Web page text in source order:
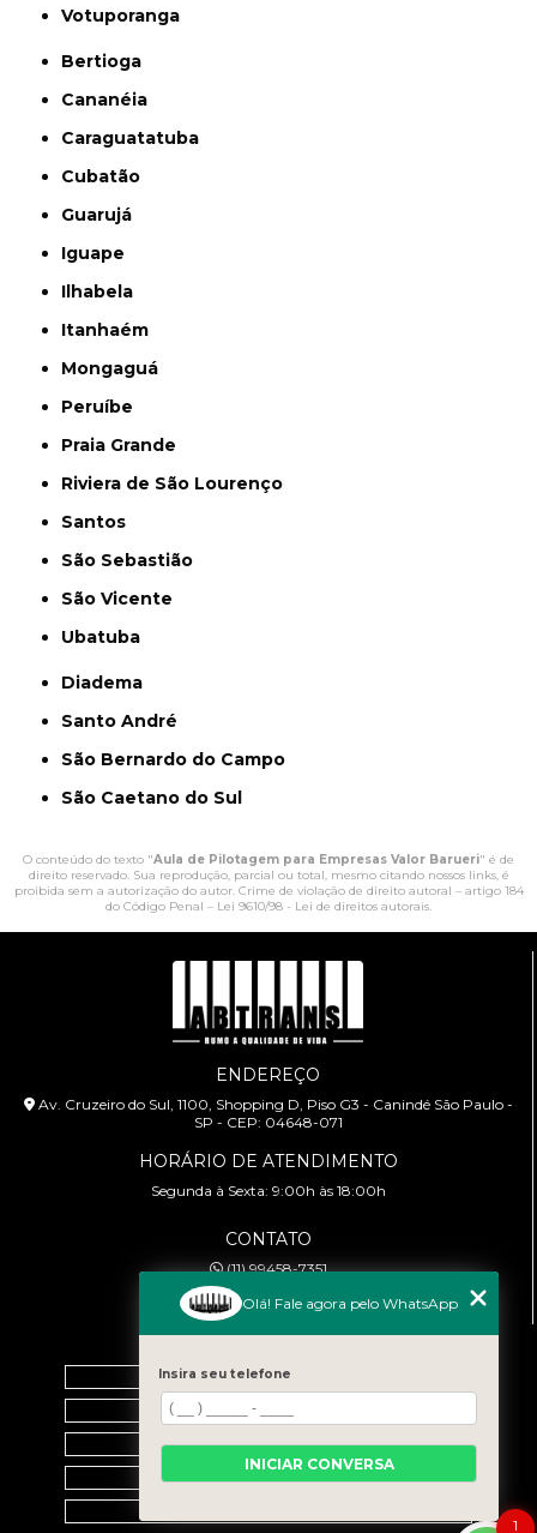
Votuporanga
Bertioga
Cananéia
Caraguatatuba
Cubatão
Guarujá
Iguape
Ilhabela
Itanhaém
Mongaguá
Peruíbe
Praia Grande
Riviera de São Lourenço
Santos
São Sebastião
São Vicente
Ubatuba
Diadema
Santo André
São Bernardo do Campo
São Caetano do Sul
O conteúdo do texto "Aula de Pilotagem para Empresas Valor Barueri" é de
direito reservado. Sua reprodução, parcial ou total, mesmo citando nossos links, é
proibida sem a autorização do autor. Crime de violação de direito autoral – artigo 184
do Código Penal – Lei 9610/98 - Lei de direitos autorais.
ENDEREÇO
Av. Cruzeiro do Sul, 1100, Shopping D, Piso G3 - Canindé São Paulo -
SP - CEP: 04648-071
HORÁRIO DE ATENDIMENTO
Segunda à Sexta: 9:00h às 18:00h
CONTATO
(11) 99458-7351
cursoabtrans@gmail.com
Home
Empresa
Galeria
Contato
1
Olá! Fale agora pelo WhatsApp
Insira seu telefone
INICIAR CONVERSA